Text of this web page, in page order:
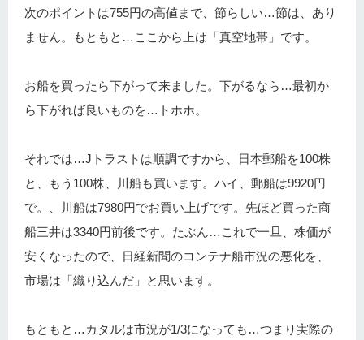
次のポイントは755円の高値まで、節らしい…節は、あり
ません。もともと…ここから上は「真空地帯」です。
お船を買ったら下がって来ました。下がるなら…最初か
ら下がれば良いものを…トホホ。
それでは…Jトラストは順調ですから、日本郵船を100株
と、もう100株、川船も買います。ハイ、郵船は9920円
で。、川船は7980円でお買い上げです。先ほど買った商
船三井は3340円前後です。たぶん…これで一旦、株価が
安くなったので、日経新聞のコンテナ船市況の悪化を、
市場は「織り込んだ」と思います。
もともと…カタルは市況が1/3になっても…つまり実際の